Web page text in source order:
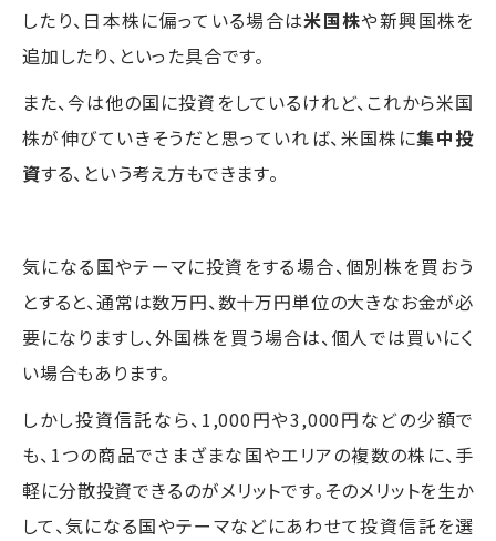
したり、日本株に偏っている場合は米国株や新興国株を
追加したり、といった具合です。
また、今は他の国に投資をしているけれど、これから米国
株が伸びていきそうだと思っていれば、米国株に集中投
資する、という考え方もできます。
気になる国やテーマに投資をする場合、個別株を買おう
とすると、通常は数万円、数十万円単位の大きなお金が必
要になりますし、外国株を買う場合は、個人では買いにく
い場合もあります。
しかし投資信託なら、1,000円や3,000円などの少額で
も、1つの商品でさまざまな国やエリアの複数の株に、手
軽に分散投資できるのがメリットです。そのメリットを生か
して、気になる国やテーマなどにあわせて投資信託を選